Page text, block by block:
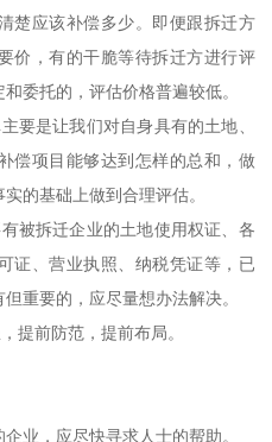
楚应该补偿多少。即便跟拆迁方
价，有的干脆等待拆迁方进行评
委托的，评估价格普遍较低。
要是让我们对自身具有的土地、
偿项目能够达到怎样的总和，做
的基础上做到合理评估。
被拆迁企业的土地使用权证、各
证、营业执照、纳税凭证等，已
重要的，应尽量想办法解决。
提前防范，提前布局。
业，应尽快寻求人士的帮助。